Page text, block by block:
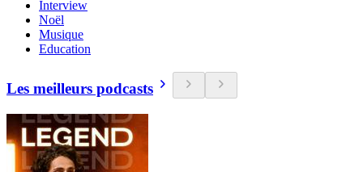
Interview
Noël
Musique
Education
Les meilleurs podcasts